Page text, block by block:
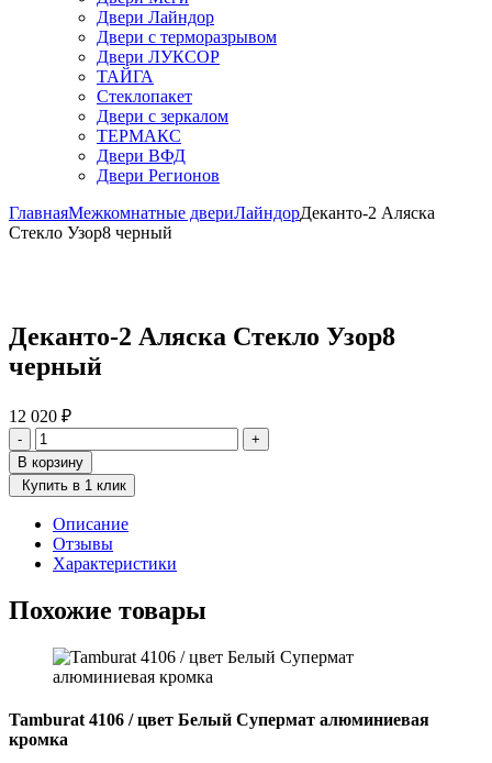
Двери Лайндор
Двери с терморазрывом
Двери ЛУКСОР
ТАЙГА
Стеклопакет
Двери с зеркалом
ТЕРМАКС
Двери ВФД
Двери Регионов
ГлавнаяМежкомнатные двериЛайндорДеканто-2 Аляска
Стекло Узор8 черный
Деканто-2 Аляска Стекло Узор8
черный
12 020 ₽
Количество
товара
Деканто-2
Аляска
Стекло
черный
-
+
В корзину
Купить в 1 клик
Описание
Отзывы
Характеристики
Похожие товары
Tamburat 4106 / цвет Белый Супермат алюминиевая
кромка